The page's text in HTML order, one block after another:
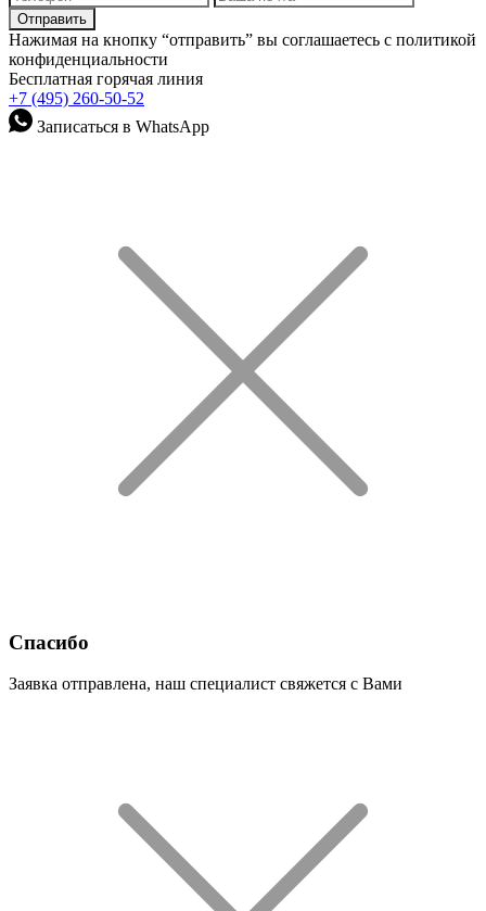
Нажимая на кнопку “отправить” вы соглашаетесь с политикой
конфиденциальности
Бесплатная горячая линия
+7 (495) 260-50-52
Записаться в WhatsApp
Спасибо
Заявка отправлена, наш специалист свяжется с Вами